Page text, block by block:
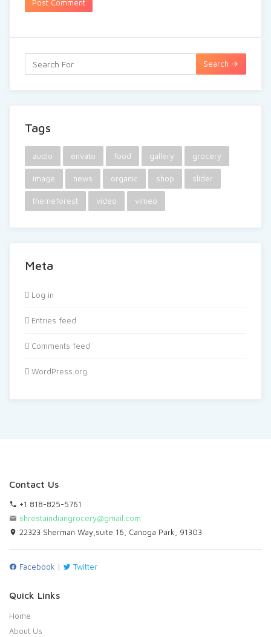
Search
Tags
audio envato food gallery grocery
image news organic shop slider
themeforest video vimeo
Meta
Log in
Entries feed
Comments feed
WordPress.org
Contact Us
+1 818-825-5761
shrestaindiangrocery@gmail.com
22323 Sherman Way,suite 16, Canoga Park, 91303
Facebook | Twitter
Quick Links
Home
About Us